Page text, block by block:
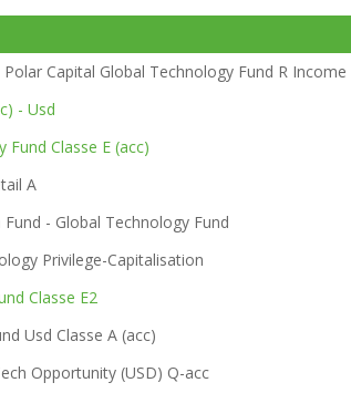
Capital Global Technology Fund R Income
- Usd
Fund Classe E (acc)
A
- Global Technology Fund
Privilege-Capitalisation
Classe E2
Usd Classe A (acc)
Opportunity (USD) Q-acc